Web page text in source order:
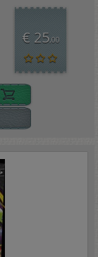
€ 25,00